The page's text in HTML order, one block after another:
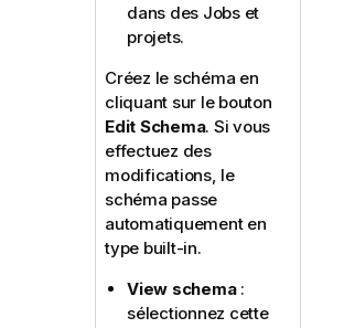
dans des Jobs et
projets.
Créez le schéma en
cliquant sur le bouton
Edit Schema. Si vous
effectuez des
modifications, le
schéma passe
automatiquement en
type built-in.
View schema:
sélectionnez cette